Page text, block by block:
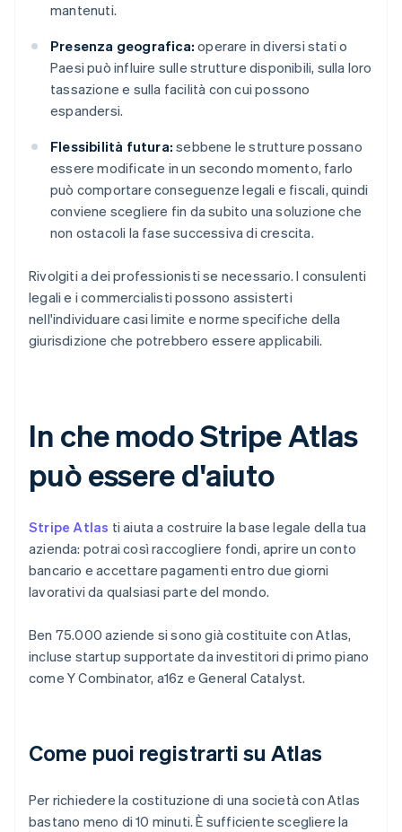
mantenuti.
Presenza geografica: operare in diversi stati o
Paesi può influire sulle strutture disponibili, sulla loro
tassazione e sulla facilità con cui possono
espandersi.
Flessibilità futura: sebbene le strutture possano
essere modificate in un secondo momento, farlo
può comportare conseguenze legali e fiscali, quindi
conviene scegliere fin da subito una soluzione che
non ostacoli la fase successiva di crescita.
Rivolgiti a dei professionisti se necessario. I consulenti
legali e i commercialisti possono assisterti
nell'individuare casi limite e norme specifiche della
giurisdizione che potrebbero essere applicabili.
In che modo Stripe Atlas
può essere d'aiuto
Stripe Atlas ti aiuta a costruire la base legale della tua
azienda: potrai così raccogliere fondi, aprire un conto
bancario e accettare pagamenti entro due giorni
lavorativi da qualsiasi parte del mondo.
Ben 75.000 aziende si sono già costituite con Atlas,
incluse startup supportate da investitori di primo piano
come Y Combinator, a16z e General Catalyst.
Come puoi registrarti su Atlas
Per richiedere la costituzione di una società con Atlas
bastano meno di 10 minuti. È sufficiente scegliere la